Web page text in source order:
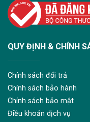
QUY ĐỊNH & CHÍNH
Chính sách đổi trả
Chính sách bảo hành
Chính sách bảo mật
Điều khoản dịch vụ